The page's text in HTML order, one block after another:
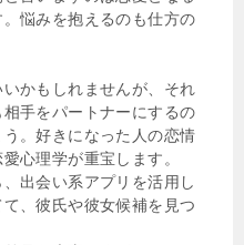
悩みを抱えるのも仕方の
かもしれませんが、それ
手をパートナーにするの
。好きになった人の恋情
心理学が重宝します。
出会い系アプリを活用し
、彼氏や彼女候補を見つ